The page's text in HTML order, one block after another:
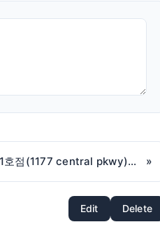
구인 부엉이 미시사가 1호점(1177 central pkwy)에서 함께 근무하실 풀타임 헬퍼분(야간) 구인합니다. »
Edit Delete